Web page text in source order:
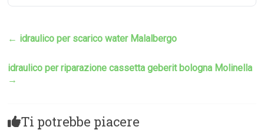
← idraulico per scarico water Malalbergo
idraulico per riparazione cassetta geberit bologna Molinella
→
Ti potrebbe piacere